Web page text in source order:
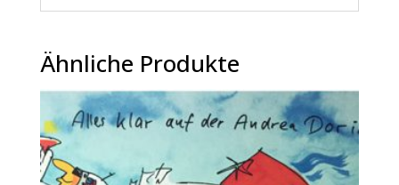
Ähnliche Produkte